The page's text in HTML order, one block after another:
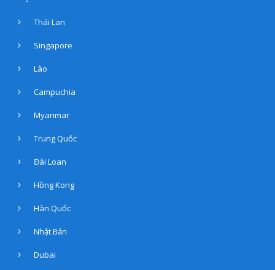
Thái Lan
Singapore
Lào
Campuchia
Myanmar
Trung Quốc
Đài Loan
Hồng Kong
Hàn Quốc
Nhật Bản
Dubai